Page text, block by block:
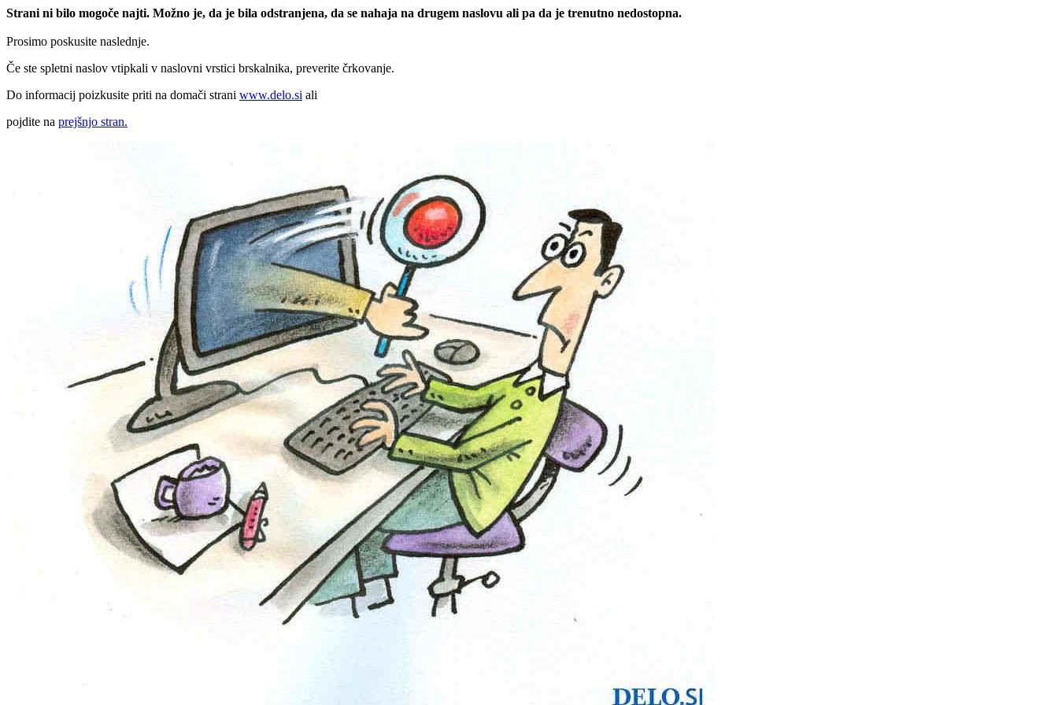
Strani ni bilo mogoče najti. Možno je, da je bila odstranjena, da se nahaja na drugem naslovu ali pa da je trenutno nedostopna.
Prosimo poskusite naslednje.
Če ste spletni naslov vtipkali v naslovni vrstici brskalnika, preverite črkovanje.
Do informacij poizkusite priti na domači strani www.delo.si ali
pojdite na prejšnjo stran.